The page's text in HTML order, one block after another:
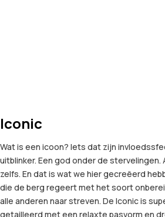
Iconic
Wat is een icoon? Iets dat zijn
uitblinker. Een god onder de stervelingen.
zelfs. En dat is wat we hier gecreëerd
die de berg regeert met het soort
alle anderen naar streven. De Iconic is
getailleerd met een relaxte pasvorm en